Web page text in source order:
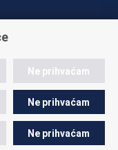
011
Ne prihvaćam
Ne prihvaćam
Ne prihvaćam